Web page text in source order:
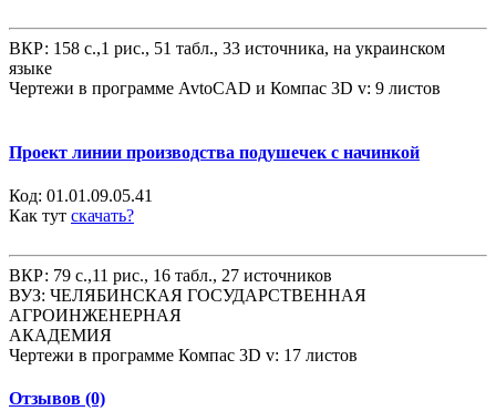
ВКР: 158 с.,1 рис., 51 табл., 33 источника, на украинском
языке
Чертежи в программе AvtoCAD и Компас 3D v: 9 листов
Проект линии производства подушечек с начинкой
Код: 01.01.09.05.41
Как тут скачать?
ВКР: 79 с.,11 рис., 16 табл., 27 источников
ВУЗ: ЧЕЛЯБИНСКАЯ ГОСУДАРСТВЕННАЯ
АГРОИНЖЕНЕРНАЯ
АКАДЕМИЯ
Чертежи в программе Компас 3D v: 17 листов
Отзывов (0)